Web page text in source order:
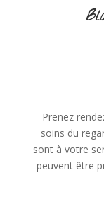
Prenez
soins du
sont à votre
peuvent être